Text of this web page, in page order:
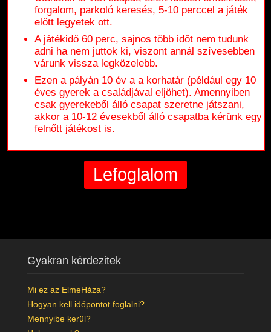
forgalom, parkoló keresés, 5-10 perccel a játék
előtt legyetek ott.
A játékidő 60 perc, sajnos több időt nem tudunk
adni ha nem juttok ki, viszont annál szívesebben
várunk vissza legközelebb.
Ezen a pályán 10 év a a korhatár (például egy 10
éves gyerek a családjával eljöhet). Amennyiben
csak gyerekeből álló csapat szeretne játszani,
akkor a 10-12 évesekből álló csapatba kérünk egy
felnőtt játékost is.
Gyakran kérdezitek
Mi ez az ElmeHáza?
Hogyan kell időpontot foglalni?
Mennyibe kerül?